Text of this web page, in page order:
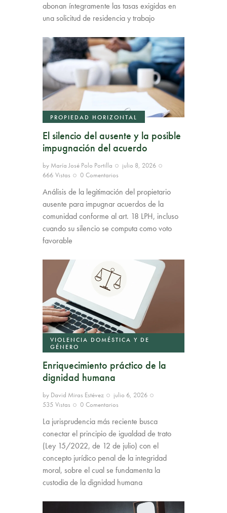
abonan íntegramente las tasas exigidas en
una solicitud de residencia y trabajo
PROPIEDAD HORIZONTAL
El silencio del ausente y la posible
impugnación del acuerdo
by María José Polo Portilla
julio 8, 2026
666 Vistas 0 Comentarios
Análisis de la legitimación del propietario
ausente para impugnar acuerdos de la
comunidad conforme al art. 18 LPH, incluso
cuando su silencio se computa como voto
favorable
VIOLENCIA DOMÉSTICA Y DE
GÉNERO
Enriquecimiento práctico de la
dignidad humana
by David Miras Estévez
julio 6, 2026
535 Vistas 0 Comentarios
La jurisprudencia más reciente busca
conectar el principio de igualdad de trato
(Ley 15/2022, de 12 de julio) con el
concepto jurídico penal de la integridad
moral, sobre el cual se fundamenta la
custodia de la dignidad humana